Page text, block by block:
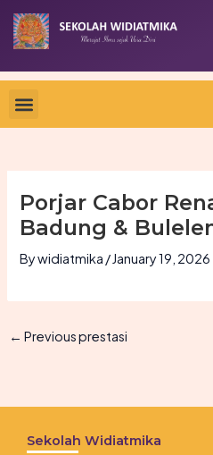
Skip
content
Porjar Cabor
Badung &
Bywidiatmika /January 19, 2026
← Previous prestasi
Sekolah Widiatmika